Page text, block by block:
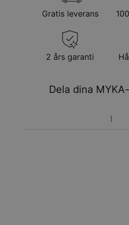
Gratis leverans
2 års garanti
Dela dina